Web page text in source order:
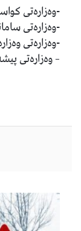
-وەزارەتی
-وەزارەتی
-وەزارەتی
– وەزارەتی